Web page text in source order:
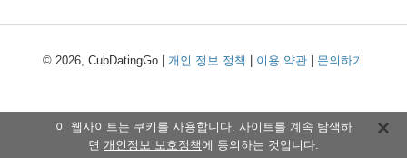
© 2026, CubDatingGo | 개인 정보 정책 이용 약관 문의하기
이 웹사이트는 쿠키를 사용합니다. 사이트를 계속 탐색하
면 개인정보 보호정책에 동의하는 것입니다.